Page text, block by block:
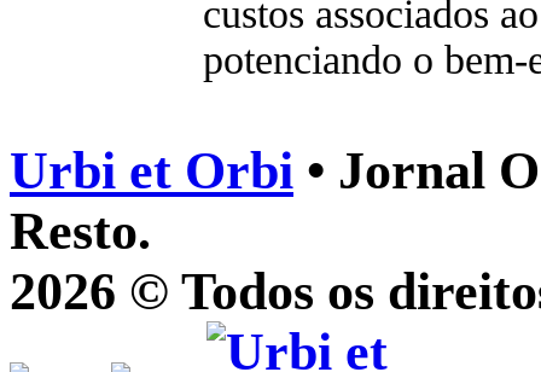
custos associados
potenciando o bem-
Urbi et Orbi • Jornal
Resto.
2026 © Todos os